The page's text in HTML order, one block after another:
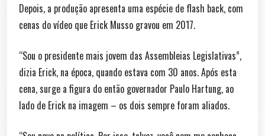
Depois, a produção apresenta uma espécie de flash back, com
cenas do vídeo que Erick Musso gravou em 2017.
“Sou o presidente mais jovem das Assembleias Legislativas”,
dizia Erick, na época, quando estava com 30 anos. Após esta
cena, surge a figura do então governador Paulo Hartung, ao
lado de Erick na imagem – os dois sempre foram aliados.